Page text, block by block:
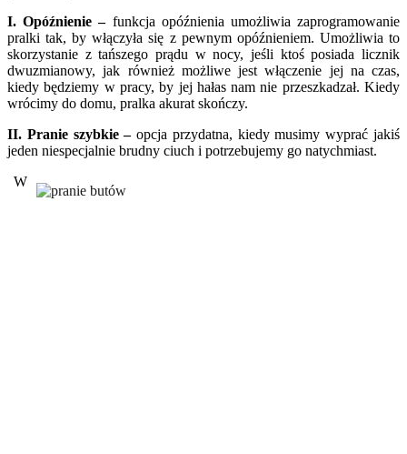
I. Opóźnienie –funkcja opóźnienia umożliwia zaprogramowanie
pralki tak, by włączyła się z pewnym opóźnieniem. Umożliwia to
skorzystanie z tańszego prądu w nocy, jeśli ktoś posiada licznik
dwuzmianowy, jak również możliwe jest włączenie jej na czas,
kiedy będziemy w pracy, by jej hałas nam nie przeszkadzał. Kiedy
wrócimy do domu, pralka akurat skończy.
II. Pranie szybkie –opcja przydatna, kiedy musimy wyprać jakiś
jeden niespecjalnie brudny ciuch i potrzebujemy go natychmiast.
W